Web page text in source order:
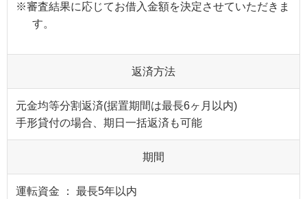
※審査結果に応じてお借入金額を決定させていただきま
す。
返済方法
元金均等分割返済(据置期間は最長6ヶ月以内)
手形貸付の場合、期日一括返済も可能
期間
運転資金 ： 最長5年以内